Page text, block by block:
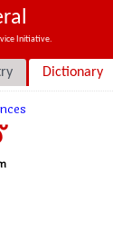
Initiative.
Dictionary